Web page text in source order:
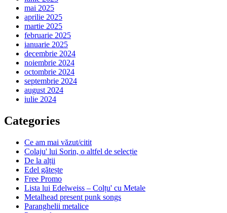
mai 2025
aprilie 2025
martie 2025
februarie 2025
ianuarie 2025
decembrie 2024
noiembrie 2024
octombrie 2024
septembrie 2024
august 2024
iulie 2024
Categories
Ce am mai văzut/citit
Colaju' lui Sorin, o altfel de selecție
De la alții
Edel gătește
Free Promo
Lista lui Edelweiss – Colțu' cu Metale
Metalhead present punk songs
Paranghelii metalice